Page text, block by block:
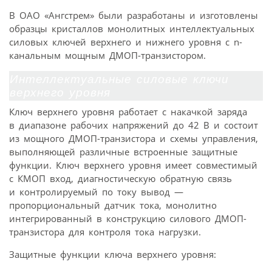
В ОАО «Ангстрем» были разработаны и изготовлены
образцы кристаллов монолитных интеллектуальных
силовых ключей верхнего и нижнего уровня с n-
канальным мощным ДMOП-транзистором.
Ключ верхнего уровня работает с накачкой заряда
в диапазоне рабочих напряжений до 42 В и состоит
из мощного ДMOП-транзистора и схемы управления,
выполняющей различные встроенные защитные
функции. Ключ верхнего уровня имеет совместимый
с КMOП вход, диагностическую обратную связь
и контролируемый по току вывод —
пропорциональный датчик тока, монолитно
интегрированный в конструкцию силового ДМОП-
транзистора для контроля тока нагрузки.
Защитные функции ключа верхнего уровня: